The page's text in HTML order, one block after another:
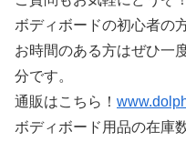
ボディボードの初心者の
お時間のある方はぜひ一
分です。
通販はこちら！
ボディボード用品の在庫